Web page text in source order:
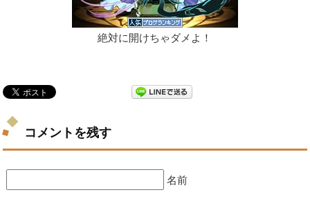
絶対に開けちゃダメよ！
コメントを残す
名前